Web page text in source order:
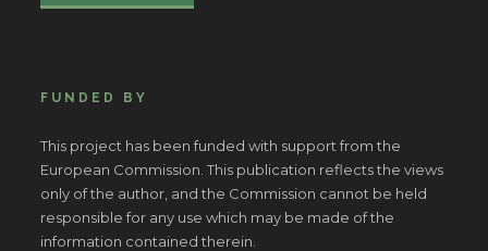
FUNDED BY
This project has been funded with support from the
European Commission. This publication reflects the views
only of the author, and the Commission cannot be held
responsible for any use which may be made of the
information contained therein.